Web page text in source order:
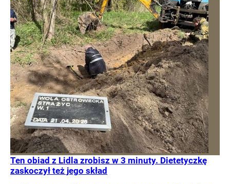
Ten obiad z Lidla zrobisz w 3 minuty. Dietetyczkę
zaskoczył też jego skład